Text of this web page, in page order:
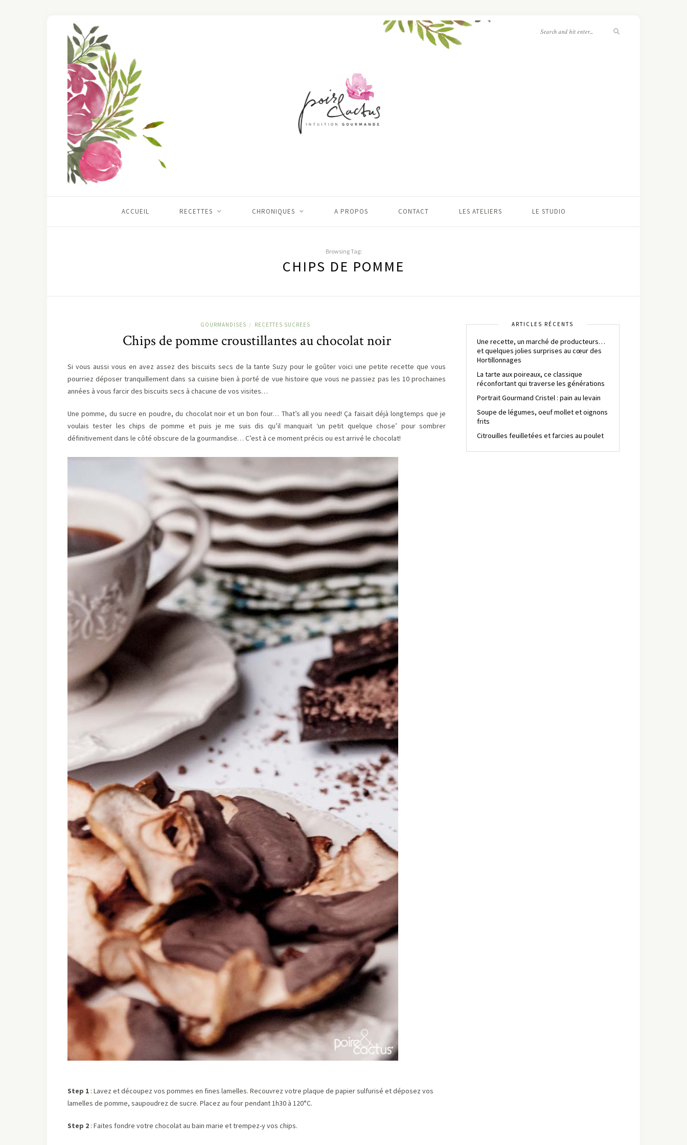
ACCUEIL RECETTES CHRONIQUES A PROPOS CONTACT LES ATELIERS LE STUDIO
Browsing Tag:
CHIPS DE POMME
GOURMANDISES / RECETTES SUCREES
Chips de pomme croustillantes au chocolat noir
Si vous aussi vous en avez assez des biscuits secs de la tante Suzy pour le goûter voici une petite recette que vous
pourriez déposer tranquillement dans sa cuisine bien à porté de vue histoire que vous ne passiez pas les 10 prochaines
années à vous farcir des biscuits secs à chacune de vos visites…
Une pomme, du sucre en poudre, du chocolat noir et un bon four… That’s all you need! Ça faisait déjà longtemps que je
voulais tester les chips de pomme et puis je me suis dis qu’il manquait ‘un petit quelque chose’ pour sombrer
définitivement dans le côté obscure de la gourmandise… C’est à ce moment précis ou est arrivé le chocolat!
Step 1 : Lavez et découpez vos pommes en fines lamelles. Recouvrez votre plaque de papier sulfurisé et déposez vos
lamelles de pomme, saupoudrez de sucre. Placez au four pendant 1h30 à 120°C.
Step 2 : Faites fondre votre chocolat au bain marie et trempez-y vos chips.
ARTICLES RÉCENTS
Une recette, un marché de producteurs…
et quelques jolies surprises au cœur des
Hortillonnages
La tarte aux poireaux, ce classique
réconfortant qui traverse les générations
Portrait Gourmand Cristel : pain au levain
Soupe de légumes, oeuf mollet et oignons
frits
Citrouilles feuilletées et farcies au poulet